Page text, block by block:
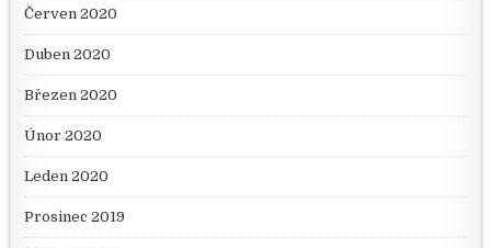
Červen 2020
Duben 2020
Březen 2020
Únor 2020
Leden 2020
Prosinec 2019